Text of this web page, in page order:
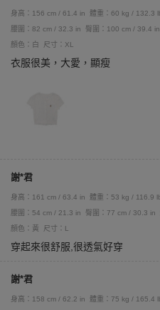
身高：156 cm / 61.4 in 體重：60 kg / 132.3
腰圍：82 cm / 32.3 in
臀圍：100 cm / 39.4 in
顏色：白
尺寸：XL
衣服很美，大愛，顯瘦
謝*君
身高：161 cm / 63.4 in 體重：53 kg / 116.9
腰圍：54 cm / 21.3 in
臀圍：77 cm / 30.3 in
顏色：黃
尺寸：L
穿起來很舒服,很透氣好穿
謝*君
身高：158 cm / 62.2 in 體重：75 kg / 165.4